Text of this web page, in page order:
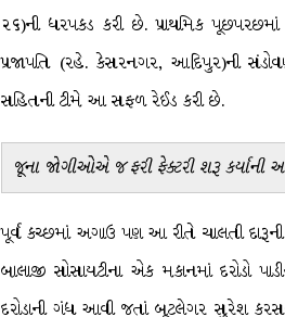
૨૬)ની ધરપકડ કરી છે. પ્રાથમિક
પ્રજાપતિ (રહે. કેસરનગર, આદિપુર)ની
સહિતની ટીમે આ સફળ રેઈડ કરી છે.
જૂના જોગીઓએ જ ફરી ફેક્ટરી શરૂ કર્યાની
પૂર્વ કચ્છમાં અગાઉ પણ આ રીતે ચાલતી
બાલાજી સોસાયટીના એક મકાનમાં દરોડો
દરોડાની ગંધ આવી જતાં બૂટલેગર સુરેશ